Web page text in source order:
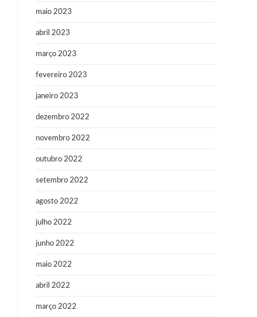
maio 2023
abril 2023
março 2023
fevereiro 2023
janeiro 2023
dezembro 2022
novembro 2022
outubro 2022
setembro 2022
agosto 2022
julho 2022
junho 2022
maio 2022
abril 2022
março 2022